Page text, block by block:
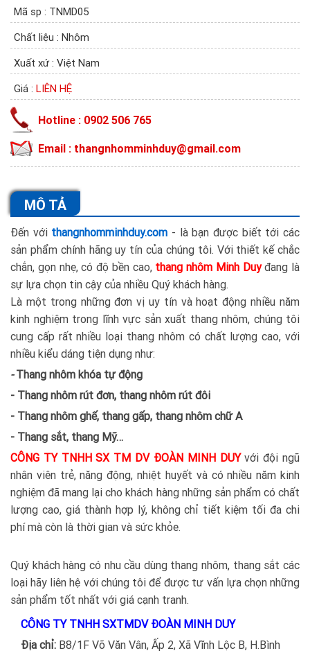
Mã sp : TNMD05
Chất liệu : Nhôm
Xuất xứ : Việt Nam
Giá : LIÊN HỆ
Hotline : 0902 506 765
Email : thangnhomminhduy@gmail.com
MÔ TẢ
Đến với thangnhomminhduy.com - là bạn được biết tới các
sản phẩm chính hãng uy tín của chúng tôi. Với thiết kế chắc
chắn, gọn nhẹ, có độ bền cao, thang nhôm Minh Duyđang là
sự lựa chọn tin cậy của nhiều Quý khách hàng.
Là một trong những đơn vị uy tín và hoạt động nhiều năm
kinh nghiệm trong lĩnh vực sản xuất thang nhôm, chúng tôi
cung cấp rất nhiều loại thang nhôm có chất lượng cao, với
nhiều kiểu dáng tiện dụng như:
-Thang nhôm khóa tự động
- Thang nhôm rút đơn, thang nhôm rút đôi
- Thang nhôm ghế, thang gấp, thang nhôm chữ A
- Thang sắt, thang Mỹ…
CÔNG TY TNHH SX TM DV ĐOÀN MINH DUYvới đội ngũ
nhân viên trẻ, năng động, nhiệt huyết và có nhiều năm kinh
nghiệm đã mang lại cho khách hàng những sản phẩm có chất
lượng cao, giá thành hợp lý, không chỉ tiết kiệm tối đa chi
phí mà còn là thời gian và sức khỏe.
Quý khách hàng có nhu cầu dùng thang nhôm, thang sắt các
loại hãy liên hệ với chúng tôi để được tư vấn lựa chọn những
sản phẩm tốt nhất với giá cạnh tranh.
CÔNG TY TNHH SXTMDV ĐOÀN MINH DUY
Địa chỉ: B8/1F Võ Văn Vân, Ấp 2, Xã Vĩnh Lộc B, H.Bình